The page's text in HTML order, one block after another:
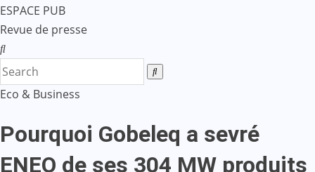
ESPACE PUB
Revue de presse
Eco & Business
Pourquoi Gobeleq a sevré
ENEO de ses 304 MW produits